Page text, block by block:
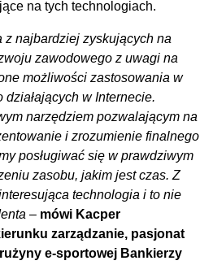
na tych technologiach.
z najbardziej zyskujących na
zawodowego z uwagi na
możliwości zastosowania w
w Internecie.
narzędziem pozwalającym na
i zrozumienie finalnego
posługiwać się w prawdziwym
zasobu, jakim jest czas. Z
technologia i to nie
– mówi Kacper
zarządzanie, pasjonat
e-sportowej Bankierzy